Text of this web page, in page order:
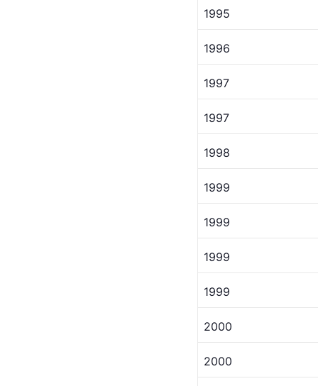
1995
1996
1997
1997
1998
1999
1999
1999
1999
2000
2000